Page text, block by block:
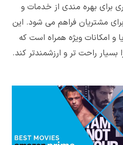
برای بهره مندی از خدمات و
مشتریان فراهم می شود. این
و امکانات ویژه همراه است که
بسیار راحت تر و ارزشمندتر کند.